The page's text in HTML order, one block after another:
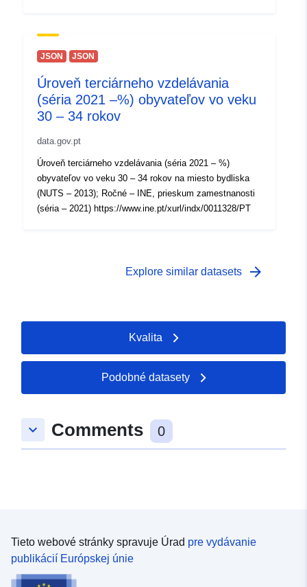
JSON JSON
Úroveň terciárneho vzdelávania
(séria 2021 –%) obyvateľov vo veku
30 – 34 rokov
data.gov.pt
Úroveň terciárneho vzdelávania (séria 2021 – %)
obyvateľov vo veku 30 – 34 rokov na miesto bydliska
(NUTS – 2013); Ročné – INE, prieskum zamestnanosti
(séria – 2021) https://www.ine.pt/xurl/indx/0011328/PT
Explore similar datasets arrow_forward
Kvalita
Podobné datasety
keyboard_arrow_down Comments 0
Tieto webové stránky spravuje Úrad pre vydávanie
publikácií Európskej únie